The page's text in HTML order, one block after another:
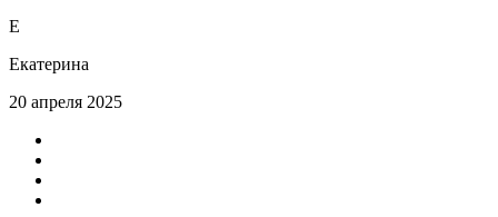
Е
Екатерина
20 апреля 2025